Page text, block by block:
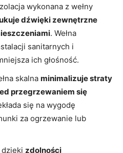
wykonana z wełny
dźwięki zewnętrzne
. Wełna
sanitarnych i
ich głośność.
skalna minimalizuje straty
przegrzewaniem się
się na wygodę
za ogrzewanie lub
dzięki zdolności